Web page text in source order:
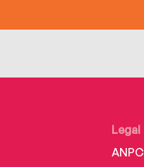
Legal
ANPC